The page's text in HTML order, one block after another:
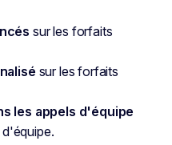
sur les forfaits
sur les forfaits
les appels d'équipe